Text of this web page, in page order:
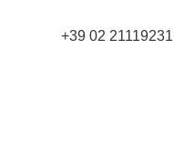
+39 02 21119231